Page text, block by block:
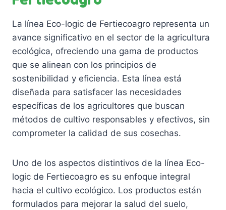
La línea Eco-logic de Fertiecoagro representa un
avance significativo en el sector de la agricultura
ecológica, ofreciendo una gama de productos
que se alinean con los principios de
sostenibilidad y eficiencia. Esta línea está
diseñada para satisfacer las necesidades
específicas de los agricultores que buscan
métodos de cultivo responsables y efectivos, sin
comprometer la calidad de sus cosechas.
Uno de los aspectos distintivos de la línea Eco-
logic de Fertiecoagro es su enfoque integral
hacia el cultivo ecológico. Los productos están
formulados para mejorar la salud del suelo,